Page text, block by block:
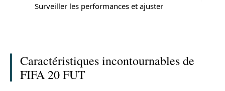
Surveiller les performances et ajuster
Caractéristiques incontournables de
FIFA 20 FUT